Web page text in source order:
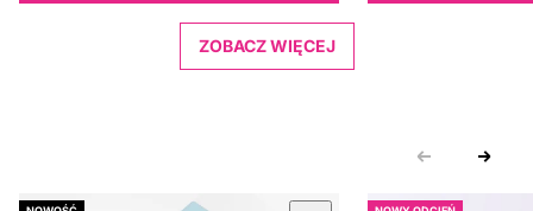
ZOBACZ WIĘCEJ